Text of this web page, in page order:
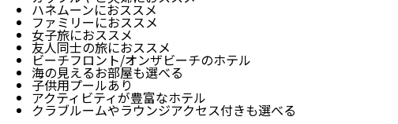
ハネムーンにおススメ
ファミリーにおススメ
女子旅におススメ
友人同士の旅におススメ
ビーチフロント/オンザビーチのホテル
海の見えるお部屋も選べる
子供用プールあり
アクティビティが豊富なホテル
クラブルームやラウンジアクセス付きも選べる